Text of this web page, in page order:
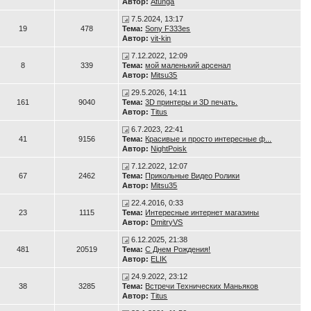
19 478
7.5.2024, 13:17
Тема: Sony F333es
Автор: vit-kin
8 339
7.12.2022, 12:09
Тема: мой маленький арсенал
Автор: Mitsu35
161 9040
29.5.2026, 14:11
Тема: 3D принтеры и 3D печать.
Автор: Titus
41 9156
6.7.2023, 22:41
Тема: Красивые и просто интересные ф...
Автор: NightPoisk
67 2462
7.12.2022, 12:07
Тема: Прикольные Видео Ролики
Автор: Mitsu35
23 1115
22.4.2016, 0:33
Тема: Интересные интернет магазины
Автор: DmitryVS
481 20519
6.12.2025, 21:38
Тема: С Днем Рождения!
Автор: ELIK
38 3285
24.9.2022, 23:12
Тема: Встречи Технических Маньяков
Автор: Titus